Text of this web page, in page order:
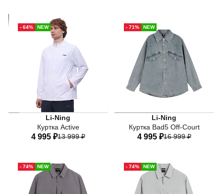
- 64% NEW
Li-Ning
Куртка Active
Мужская спортивная куртка Li-Ning из коллекции
4 995 ₽13 999 ₽
44 46
54
- 71% NEW
Li-Ning
Куртка Bad5 Off-Court
4 995 ₽16 999 ₽
44 46
- 74% NEW - 74% NEW